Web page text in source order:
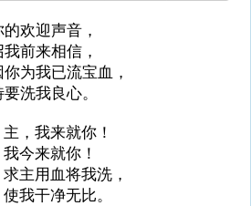
欢迎声音，
前来相信，
你为我已流宝血，
洗我良心。
主，我来就你！
我今来就你！
求主用血将我洗，
使我干净无比。